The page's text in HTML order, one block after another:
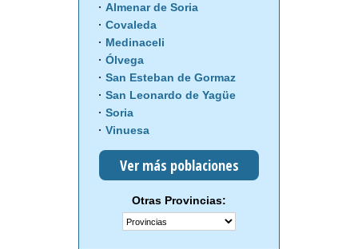
Almenar de Soria
Covaleda
Medinaceli
Ólvega
San Esteban de Gormaz
San Leonardo de Yagüe
Soria
Vinuesa
Ver más poblaciones
Otras Provincias: